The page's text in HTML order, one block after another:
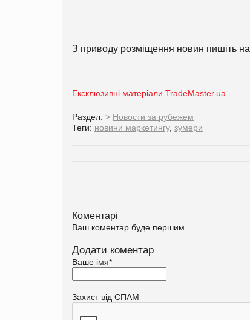
З приводу розміщення новин пишіть на
Ексклюзивні матеріали TradeMaster.ua
Раздел: > Новости за рубежем
Теги: новини маркетингу, зумери
Коментарі
Ваш коментар буде першим.
Додати коментар
Ваше імя*
Захист від СПАМ